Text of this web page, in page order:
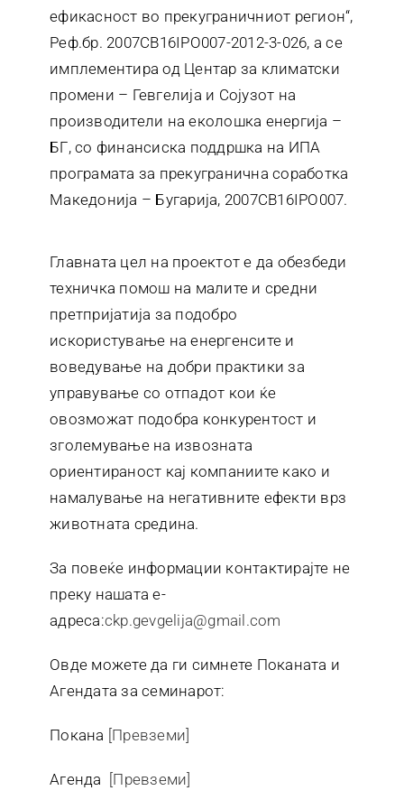
ефикасност во прекуграничниот регион“,
Реф.бр. 2007CB16IPO007-2012-3-026, а се
имплементира од Центар за климатски
промени – Гевгелија и Сојузот на
производители на еколошка енергија –
БГ, со финансиска поддршка на ИПА
програмата за прекугранична соработка
Македонија – Бугарија, 2007CB16IPO007.
Главната цел на проектот е да обезбеди
техничка помош на малите и средни
претпријатија за подобро
искористување на енергенсите и
воведување на добри практики за
управување со отпадот кои ќе
овозможат подобра конкурентост и
зголемување на извозната
ориентираност кај компаниите како и
намалување на негативните ефекти врз
животната средина.
За повеќе информации контактирајте не
преку нашата е-
адреса:ckp.gevgelija@gmail.com
Овде можете да ги симнете Поканата и
Агендата за семинарот:
Покана [Превземи]
Агенда [Превземи]